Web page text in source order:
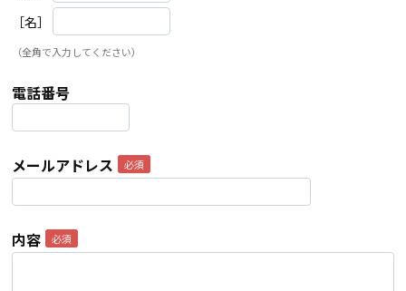
［名］
（全角で入力してください）
電話番号
メールアドレス
内容